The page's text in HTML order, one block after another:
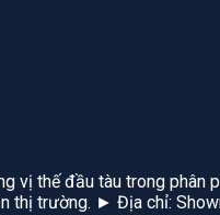
thế đầu tàu trong phân
trường. ► Địa chỉ: